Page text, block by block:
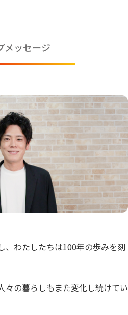
メッセージ
、わたしたちは100年の歩みを刻
々の暮らしもまた変化し続けてい